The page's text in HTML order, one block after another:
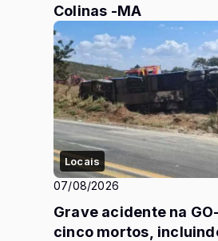
Colinas -MA
Locais
07/08/2026
Grave acidente na
cinco mortos,